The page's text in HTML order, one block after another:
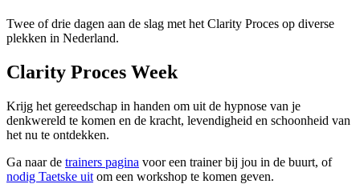
Twee of drie dagen aan de slag met het Clarity Proces op diverse
plekken in Nederland.
Clarity Proces Week
Krijg het gereedschap in handen om uit de hypnose van je
denkwereld te komen en de kracht, levendigheid en schoonheid van
het nu te ontdekken.
Ga naar de trainers pagina voor een trainer bij jou in de buurt, of
nodig Taetske uit om een workshop te komen geven.